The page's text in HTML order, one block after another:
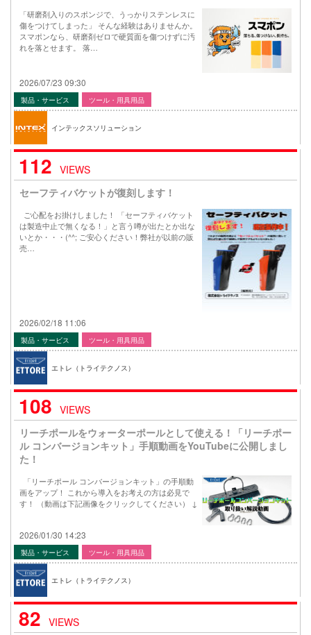
「研磨剤入りのスポンジで、うっかりステンレスに
傷をつけてしまった」 そんな経験はありませんか。
スマポンなら、研磨剤ゼロで硬質面を傷つけずに汚
れを落とせます。 落…
2026/07/23 09:30
製品・サービス ツール・用具用品
インテックスソリューション
112 VIEWS
セーフティバケットが復刻します！
ご心配をお掛けしました！ 「セーフティバケット
は製造中止で無くなる！」と言う噂が出たとか出な
いとか・・・(^^; ご安心ください！弊社が以前の販
売…
2026/02/18 11:06
製品・サービス ツール・用具用品
エトレ（トライテクノス）
108 VIEWS
リーチポールをウォーターポールとして使える！「リーチポー
ル コンバージョンキット」手順動画をYouTubeに公開しまし
た！
「リーチポール コンバージョンキット」の手順動
画をアップ！ これから導入をお考えの方は必見で
す！ （動画は下記画像をクリックしてください） ↓
2026/01/30 14:23
製品・サービス ツール・用具用品
エトレ（トライテクノス）
82 VIEWS